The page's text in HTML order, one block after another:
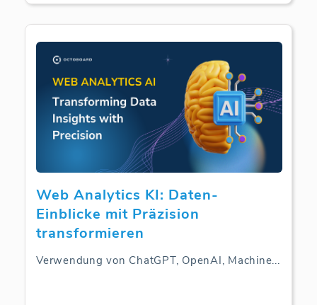
Web Analytics KI: Daten-
Einblicke mit Präzision
transformieren
Verwendung von ChatGPT, OpenAI, Machine...